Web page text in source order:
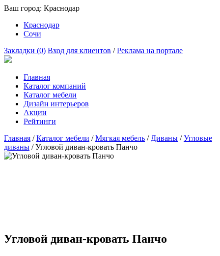
Ваш город: Краснодар
Краснодар
Сочи
Закладки (0) Вход для клиентов /Реклама на портале
Главная
Каталог компаний
Каталог мебели
Дизайн интерьеров
Акции
Рейтинги
Главная /Каталог мебели /Мягкая мебель / Диваны /Угловые
диваны /Угловой диван-кровать Панчо
Угловой диван-кровать Панчо